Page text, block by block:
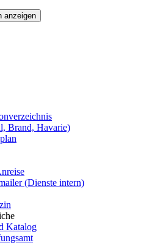
anzeigen
Brand, Havarie)
(Dienste intern)
Katalog